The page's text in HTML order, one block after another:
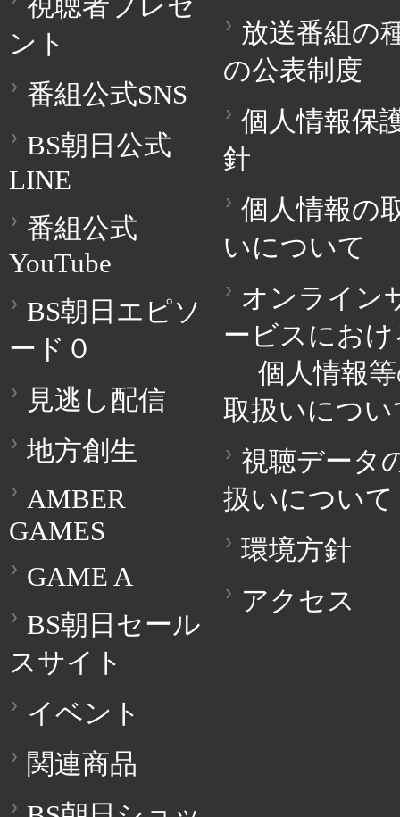
ント
番組公式SNS
BS朝日公式
LINE
番組公式
YouTube
BS朝日エピソ
ード０
見逃し配信
地方創生
AMBER
GAMES
GAME A
BS朝日セール
スサイト
イベント
関連商品
放送番組の
の公表制度
個人情報保
針
個人情報の
いについて
オンライン
ービスにお
個人情報
取扱いについ
視聴データ
扱いについて
環境方針
アクセス